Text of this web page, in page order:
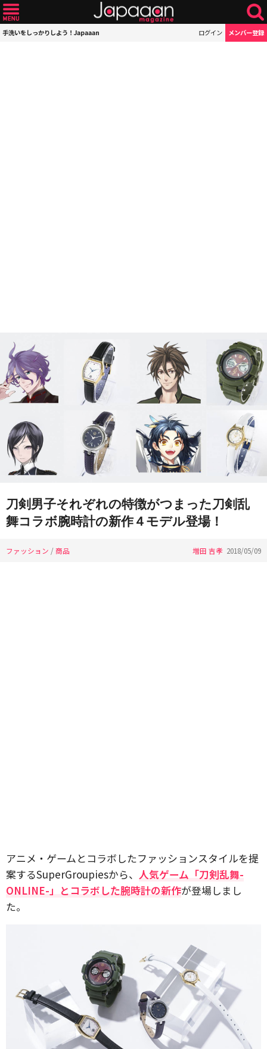
手洗いをしっかりしよう！Japaaan ログイン メンバー登録
刀剣男子それぞれの特徴がつまった刀剣乱
舞コラボ腕時計の新作４モデル登場！
ファッション /商品 増田 吉孝 2018/05/09
アニメ・ゲームとコラボしたファッションスタイルを提
案するSuperGroupiesから、 人気ゲーム「刀剣乱舞-
ONLINE-」とコラボした腕時計の新作が登場しまし
た。